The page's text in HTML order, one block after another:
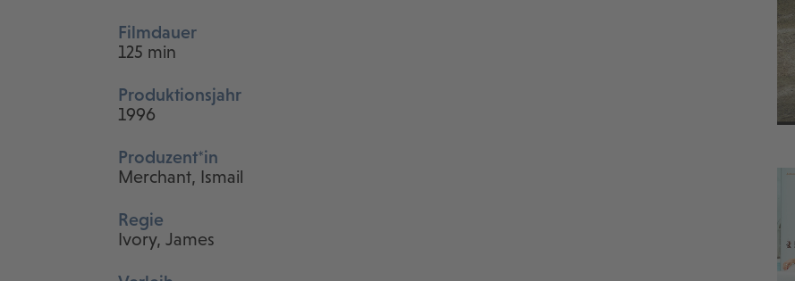
Filmdauer
125 min
Produktionsjahr
1996
Produzent*in
Merchant, Ismail
Regie
Ivory, James